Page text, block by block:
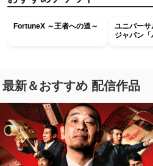
FortuneX ～王者への道～
ユニバーサ
ジャパン
最新＆おすすめ 配信作品